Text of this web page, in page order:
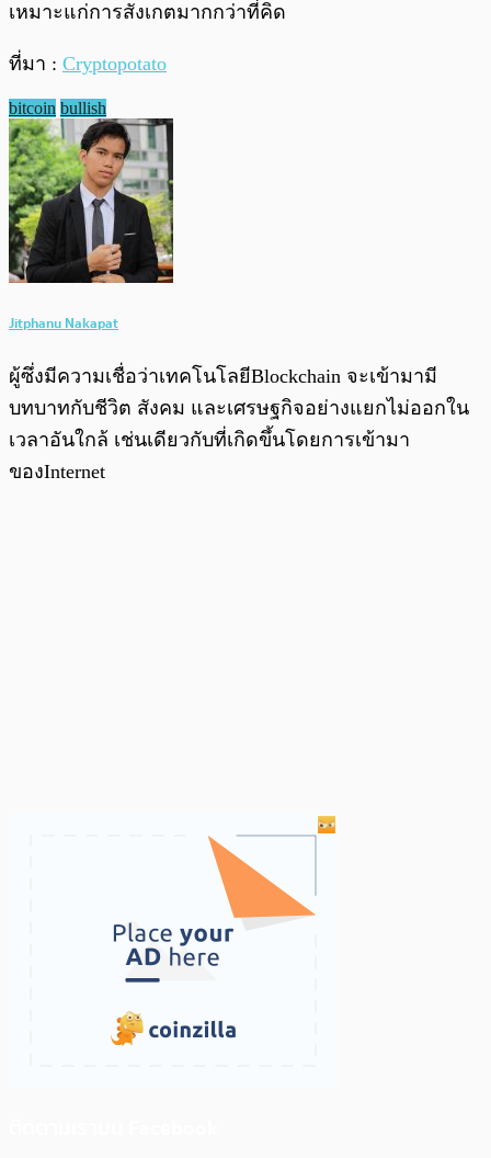
เหมาะแก่การสังเกตมากกว่าที่คิด
ที่มา : Cryptopotato
bitcoin bullish
Jitphanu Nakapat
ผู้ซึ่งมีความเชื่อว่าเทคโนโลยีBlockchain จะเข้ามามี
บทบาทกับชีวิต สังคม และเศรษฐกิจอย่างแยกไม่ออกใน
เวลาอันใกล้ เช่นเดียวกับที่เกิดขึ้นโดยการเข้ามา
ของInternet